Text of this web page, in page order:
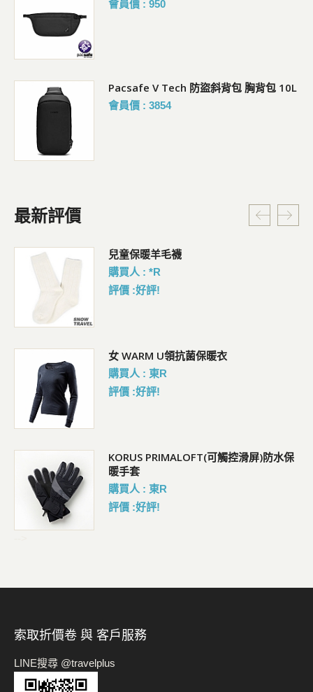
會員價 : 950
Pacsafe V Tech 防盜斜背包 胸背包 10L
會員價 : 3854
最新評價
兒童保暖羊毛襪
購買人 : *R
評價 :好評!
女 WARM U領抗菌保暖衣
購買人 : 東R
評價 :好評!
KORUS PRIMALOFT(可觸控滑屏)防水保
暖手套
購買人 : 東R
評價 :好評!
索取折價卷 與 客戶服務
LINE搜尋 @travelplus